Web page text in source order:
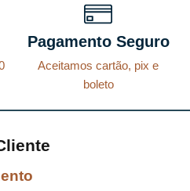
Pagamento Seguro
Aceitamos cartão, pix e
boleto